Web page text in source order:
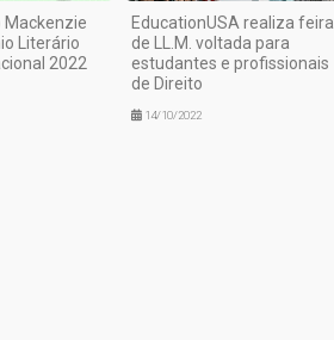
Mackenzie
Literário
2022
EducationUSA realiza feira
de LL.M. voltada para
estudantes e profissionais
de Direito
14/10/2022